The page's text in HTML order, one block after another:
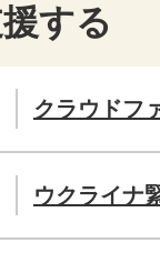
する
クラウドフ
ウクライナ